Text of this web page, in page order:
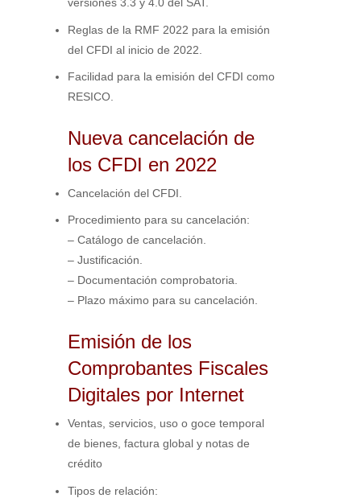
versiones 3.3 y 4.0 del SAT.
Reglas de la RMF 2022 para la emisión
del CFDI al inicio de 2022.
Facilidad para la emisión del CFDI como
RESICO.
Nueva cancelación de
los CFDI en 2022
Cancelación del CFDI.
Procedimiento para su cancelación:
– Catálogo de cancelación.
– Justificación.
– Documentación comprobatoria.
– Plazo máximo para su cancelación.
Emisión de los
Comprobantes Fiscales
Digitales por Internet
Ventas, servicios, uso o goce temporal
de bienes, factura global y notas de
crédito
Tipos de relación: